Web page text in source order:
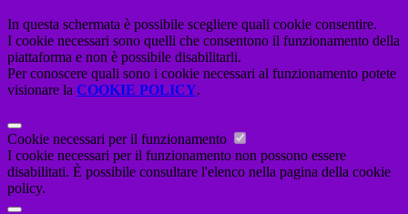
In questa schermata è possibile scegliere quali cookie consentire.
I cookie necessari sono quelli che consentono il funzionamento della
piattaforma e non è possibile disabilitarli.
Per conoscere quali sono i cookie necessari al funzionamento potete
visionare la COOKIE POLICY.
Cookie necessari per il funzionamento
I cookie necessari per il funzionamento non possono essere
disabilitati. È possibile consultare l'elenco nella pagina della cookie
policy.